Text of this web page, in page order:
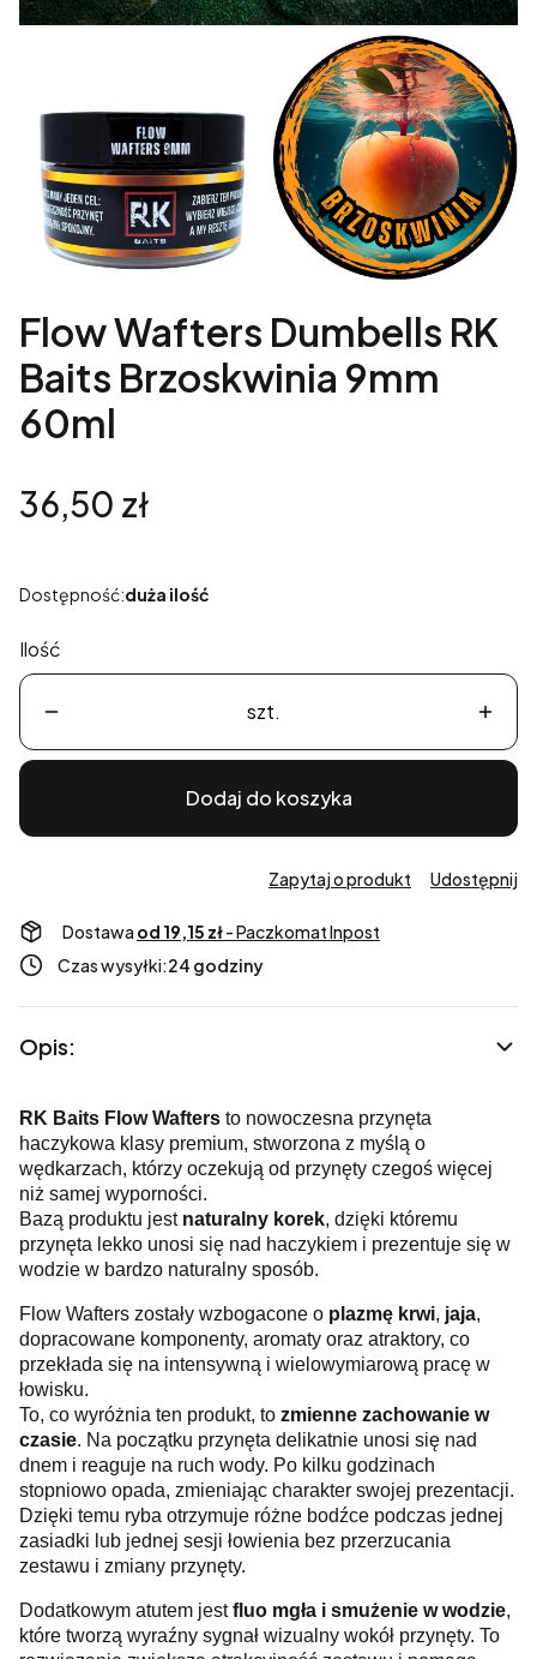
Flow Wafters Dumbells RK
Baits Brzoskwinia 9mm
60ml
Cena
36,50 zł
Dostępność:duża ilość
Ilość
szt.
Dodaj do koszyka
Zapytaj o produkt Udostępnij
Dostawa od 19,15 zł- Paczkomat Inpost
Czas wysyłki:24 godziny
Opis:
RK Baits Flow Wafters to nowoczesna przynęta
haczykowa klasy premium, stworzona z myślą o
wędkarzach, którzy oczekują od przynęty czegoś więcej
niż samej wyporności.
Bazą produktu jest naturalny korek, dzięki któremu
przynęta lekko unosi się nad haczykiem i prezentuje się w
wodzie w bardzo naturalny sposób.
Flow Wafters zostały wzbogacone o plazmę krwi, jaja,
dopracowane komponenty, aromaty oraz atraktory, co
przekłada się na intensywną i wielowymiarową pracę w
łowisku.
To, co wyróżnia ten produkt, to zmienne zachowanie w
czasie. Na początku przynęta delikatnie unosi się nad
dnem i reaguje na ruch wody. Po kilku godzinach
stopniowo opada, zmieniając charakter swojej prezentacji.
Dzięki temu ryba otrzymuje różne bodźce podczas jednej
zasiadki lub jednej sesji łowienia bez przerzucania
zestawu i zmiany przynęty.
Dodatkowym atutem jestfluo mgła i smużenie w wodzie,
które tworzą wyraźny sygnał wizualny wokół przynęty. To